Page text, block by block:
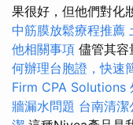
果很好，但他們對化
中筋膜放鬆療程推薦
他相關事項 儘管其容
何辦理台胞證，快速
Firm CPA Solutions
牆漏水問題 台南清